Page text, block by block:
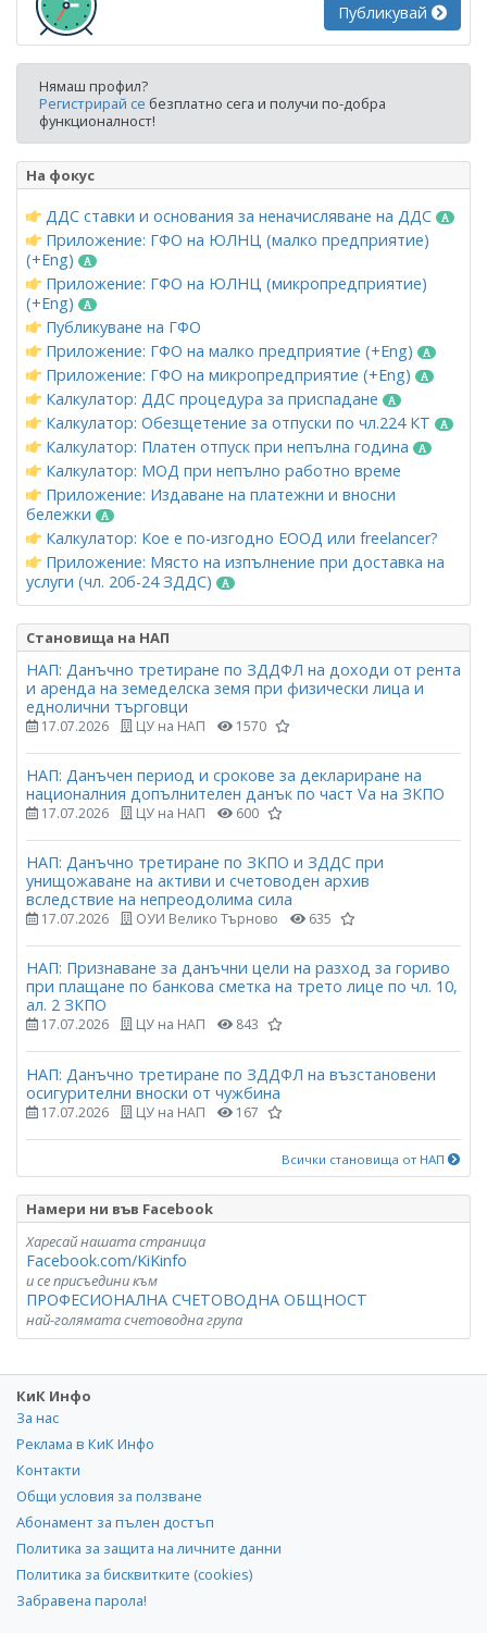
Публикувай
Нямаш профил?
Регистрирай се безплатно сега и получи по-добра
функционалност!
На фокус
ДДС ставки и основания за неначисляване на ДДС
Приложение: ГФО на ЮЛНЦ (малко предприятие)
(+Eng)
Приложение: ГФО на ЮЛНЦ (микропредприятие)
(+Eng)
Публикуване на ГФО
Приложение: ГФО на малко предприятие (+Eng)
Приложение: ГФО на микропредприятие (+Eng)
Калкулатор: ДДС процедура за приспадане
Калкулатор: Обезщетение за отпуски по чл.224 КТ
Калкулатор: Платен отпуск при непълна година
Калкулатор: МОД при непълно работно време
Приложение: Издаване на платежни и вносни
бележки
Калкулатор: Кое е по-изгодно ЕООД или freelancer?
Приложение: Място на изпълнение при доставка на
услуги (чл. 20б-24 ЗДДС)
Становища на НАП
НАП: Данъчно третиране по ЗДДФЛ на доходи от рента
и аренда на земеделска земя при физически лица и
еднолични търговци
17.07.2026 ЦУ на НАП 1570
НАП: Данъчен период и срокове за деклариране на
националния допълнителен данък по част Vа на ЗКПО
17.07.2026 ЦУ на НАП 600
НАП: Данъчно третиране по ЗКПО и ЗДДС при
унищожаване на активи и счетоводен архив
вследствие на непреодолима сила
17.07.2026 ОУИ Велико Търново 635
НАП: Признаване за данъчни цели на разход за гориво
при плащане по банкова сметка на трето лице по чл. 10,
ал. 2 ЗКПО
17.07.2026 ЦУ на НАП 843
НАП: Данъчно третиране по ЗДДФЛ на възстановени
осигурителни вноски от чужбина
17.07.2026 ЦУ на НАП 167
Всички становища от НАП
Намери ни във Facebook
Харесай нашата страница
Facebook.com/KiKinfo
и се присъедини към
ПРОФЕСИОНАЛНА СЧЕТОВОДНА ОБЩНОСТ
най-голямата счетоводна група
КиК Инфо
За нас
Реклама в КиК Инфо
Контакти
Общи условия за ползване
Абонамент за пълен достъп
Политика за защита на личните данни
Политика за бисквитките (cookies)
Забравена парола!